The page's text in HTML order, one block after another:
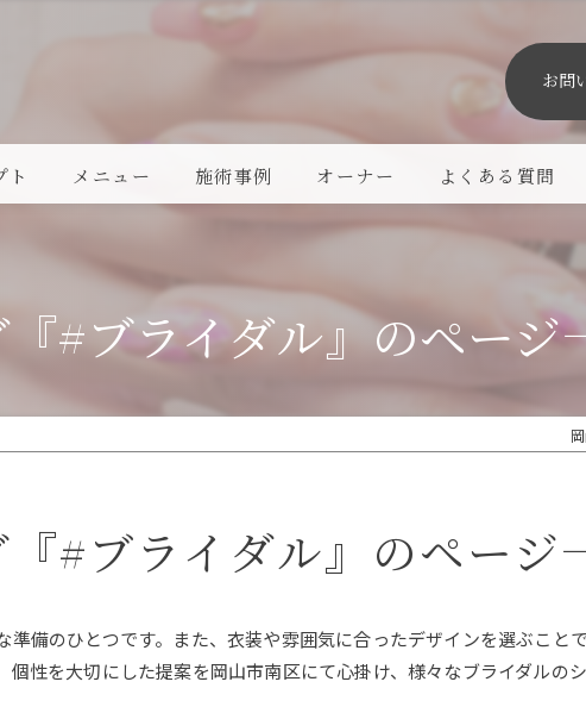
お問
ト メニュー 施術事例 オーナー よくある質問
『#ブライダル』のページ
『#ブライダル』のページ
備のひとつです。また、衣装や雰囲気に合ったデザインを選ぶこと
性を大切にした提案を岡山市南区にて心掛け、様々なブライダルの